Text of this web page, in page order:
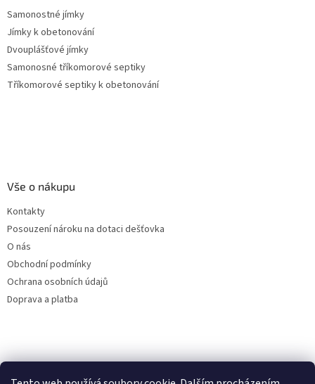
Samonostné jímky
Jímky k obetonování
Dvouplášťové jímky
Samonosné tříkomorové septiky
Tříkomorové septiky k obetonování
Vše o nákupu
Kontakty
Posouzení nároku na dotaci dešťovka
O nás
Obchodní podmínky
Ochrana osobních údajů
Doprava a platba